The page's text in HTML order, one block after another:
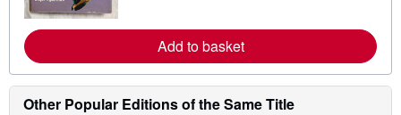
a
b
o
u
t
Add to basket
Other Popular Editions of the Same Title